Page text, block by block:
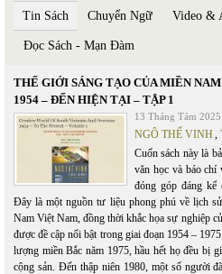
Tin Sách Chuyển Ngữ Video &
Đọc Sách - Mạn Đàm
THẾ GIỚI SÁNG TẠO CỦA MIỀN
1954 – ĐẾN HIỆN TẠI – TẬP 1
13 Tháng Tám 2025
NGÔ THẾ VINH,
Cuốn sách này là
văn học và báo chí
đóng góp đáng kể
Đây là một nguồn tư liệu phong phú về lịch
Nam Việt Nam, đồng thời khắc họa sự nghiệp
được đề cập nổi bật trong giai đoạn 1954 –
lượng miền Bắc năm 1975, hầu hết họ đều bị
cộng sản. Đến thập niên 1980, một số người